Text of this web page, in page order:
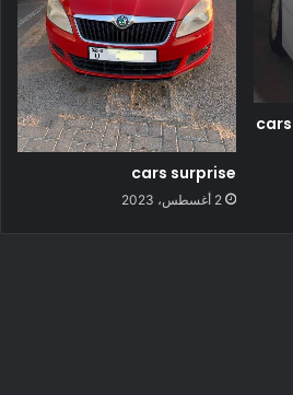
cars surprise
2 أغسطس، 2023